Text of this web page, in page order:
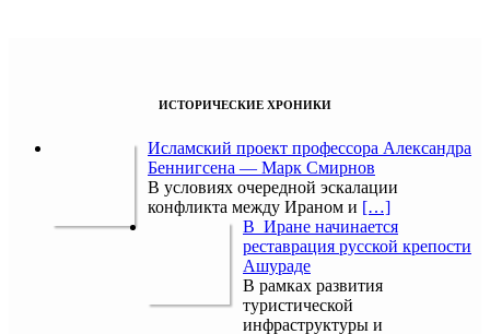
ИСТОРИЧЕСКИЕ ХРОНИКИ
Исламский проект профессора Александра
Беннигсена — Марк Смирнов
В условиях очередной эскалации
конфликта между Ираном и […]
В Иране начинается
реставрация русской крепости
Ашураде
В рамках развития
туристической
инфраструктуры и